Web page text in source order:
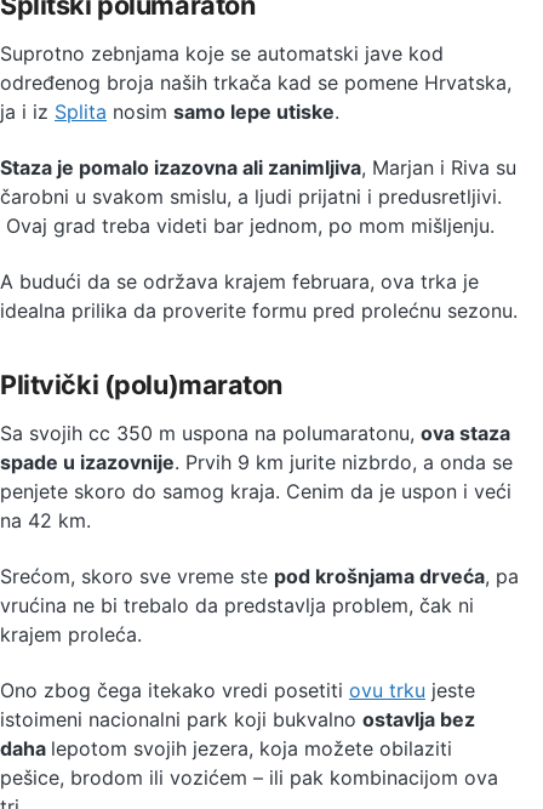
Suprotno zebnjama koje se automatski jave kod
određenog broja naših trkača kad se pomene Hrvatska,
ja i iz Splita nosim samo lepe utiske.
Staza je pomalo izazovna ali zanimljiva, Marjan i Riva su
čarobni u svakom smislu, a ljudi prijatni i predusretljivi.
Ovaj grad treba videti bar jednom, po mom mišljenju.
A budući da se održava krajem februara, ova trka je
idealna prilika da proverite formu pred prolećnu sezonu.
Plitvički (polu)maraton
Sa svojih cc 350 m uspona na polumaratonu, ova staza
spade u izazovnije. Prvih 9 km jurite nizbrdo, a onda se
penjete skoro do samog kraja. Cenim da je uspon i veći
na 42 km.
Srećom, skoro sve vreme ste pod krošnjama drveća, pa
vrućina ne bi trebalo da predstavlja problem, čak ni
krajem proleća.
Ono zbog čega itekako vredi posetiti ovu trku jeste
istoimeni nacionalni park koji bukvalno ostavlja bez
daha lepotom svojih jezera, koja možete obilaziti
pešice, brodom ili vozićem – ili pak kombinacijom ova